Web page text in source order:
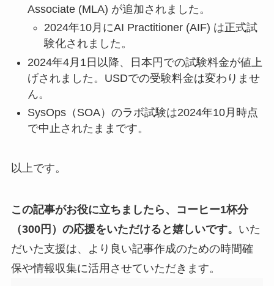
Associate (MLA) が追加されました。
2024年10月にAI Practitioner (AIF) は正式試
験化されました。
2024年4月1日以降、日本円での試験料金が値上
げされました。USDでの受験料金は変わりませ
ん。
SysOps（SOA）のラボ試験は2024年10月時点
で中止されたままです。
以上です。
この記事がお役に立ちましたら、コーヒー1杯分
（300円）の応援をいただけると嬉しいです。 いた
だいた支援は、より良い記事作成のための時間確
保や情報収集に活用させていただきます。